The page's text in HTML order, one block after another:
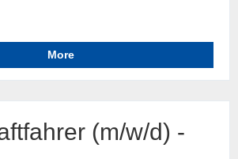
More
(m/w/d) -